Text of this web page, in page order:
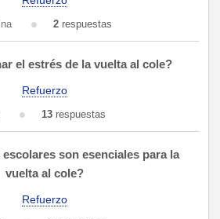
2 respuestas
el estrés de la vuelta al cole?
Refuerzo
13 respuestas
son esenciales para la
vuelta al cole?
Refuerzo